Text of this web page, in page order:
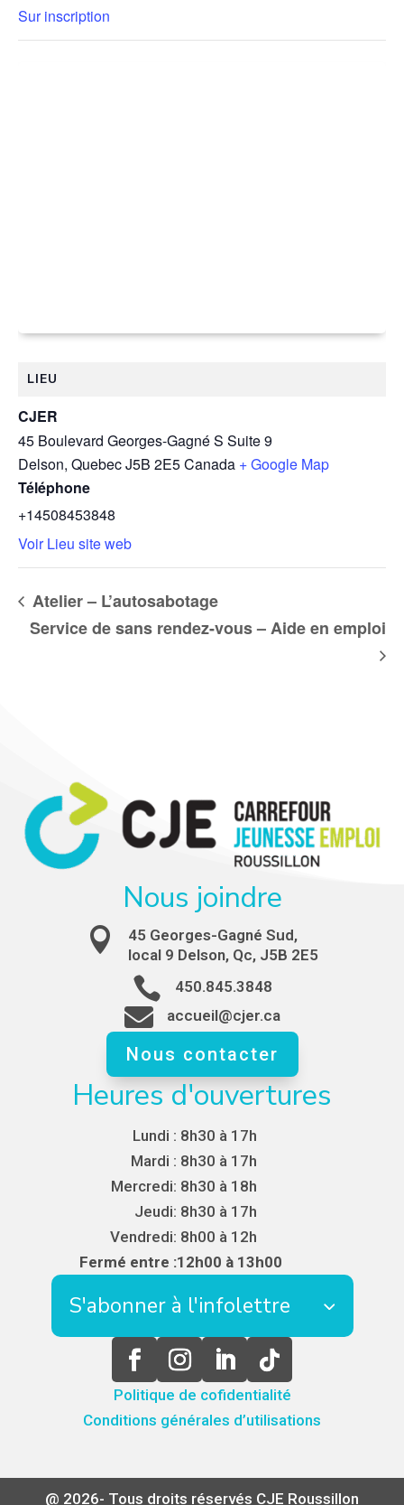
Sur inscription
LIEU
CJER
45 Boulevard Georges-Gagné S Suite 9
Delson, QuebecJ5B 2E5Canada + Google Map
Téléphone
+14508453848
Voir Lieu site web
Atelier – L’autosabotage
Service de sans rendez-vous – Aide en emploi
Nous joindre

45 Georges-Gagné Sud,
local 9 Delson, Qc, J5B 2E5
 450.845.3848
 accueil@cjer.ca
Nous contacter
Heures d'ouvertures
Lundi : 8h30 à 17h
Mardi : 8h30 à 17h
Mercredi: 8h30 à 18h
Jeudi: 8h30 à 17h
Vendredi: 8h00 à 12h
Fermé entre :12h00 à 13h00
S'abonner à l'infolettre
Politique de cofidentialité
Conditions générales d’utilisations
@ 2026- Tous droits réservés CJE Roussillon